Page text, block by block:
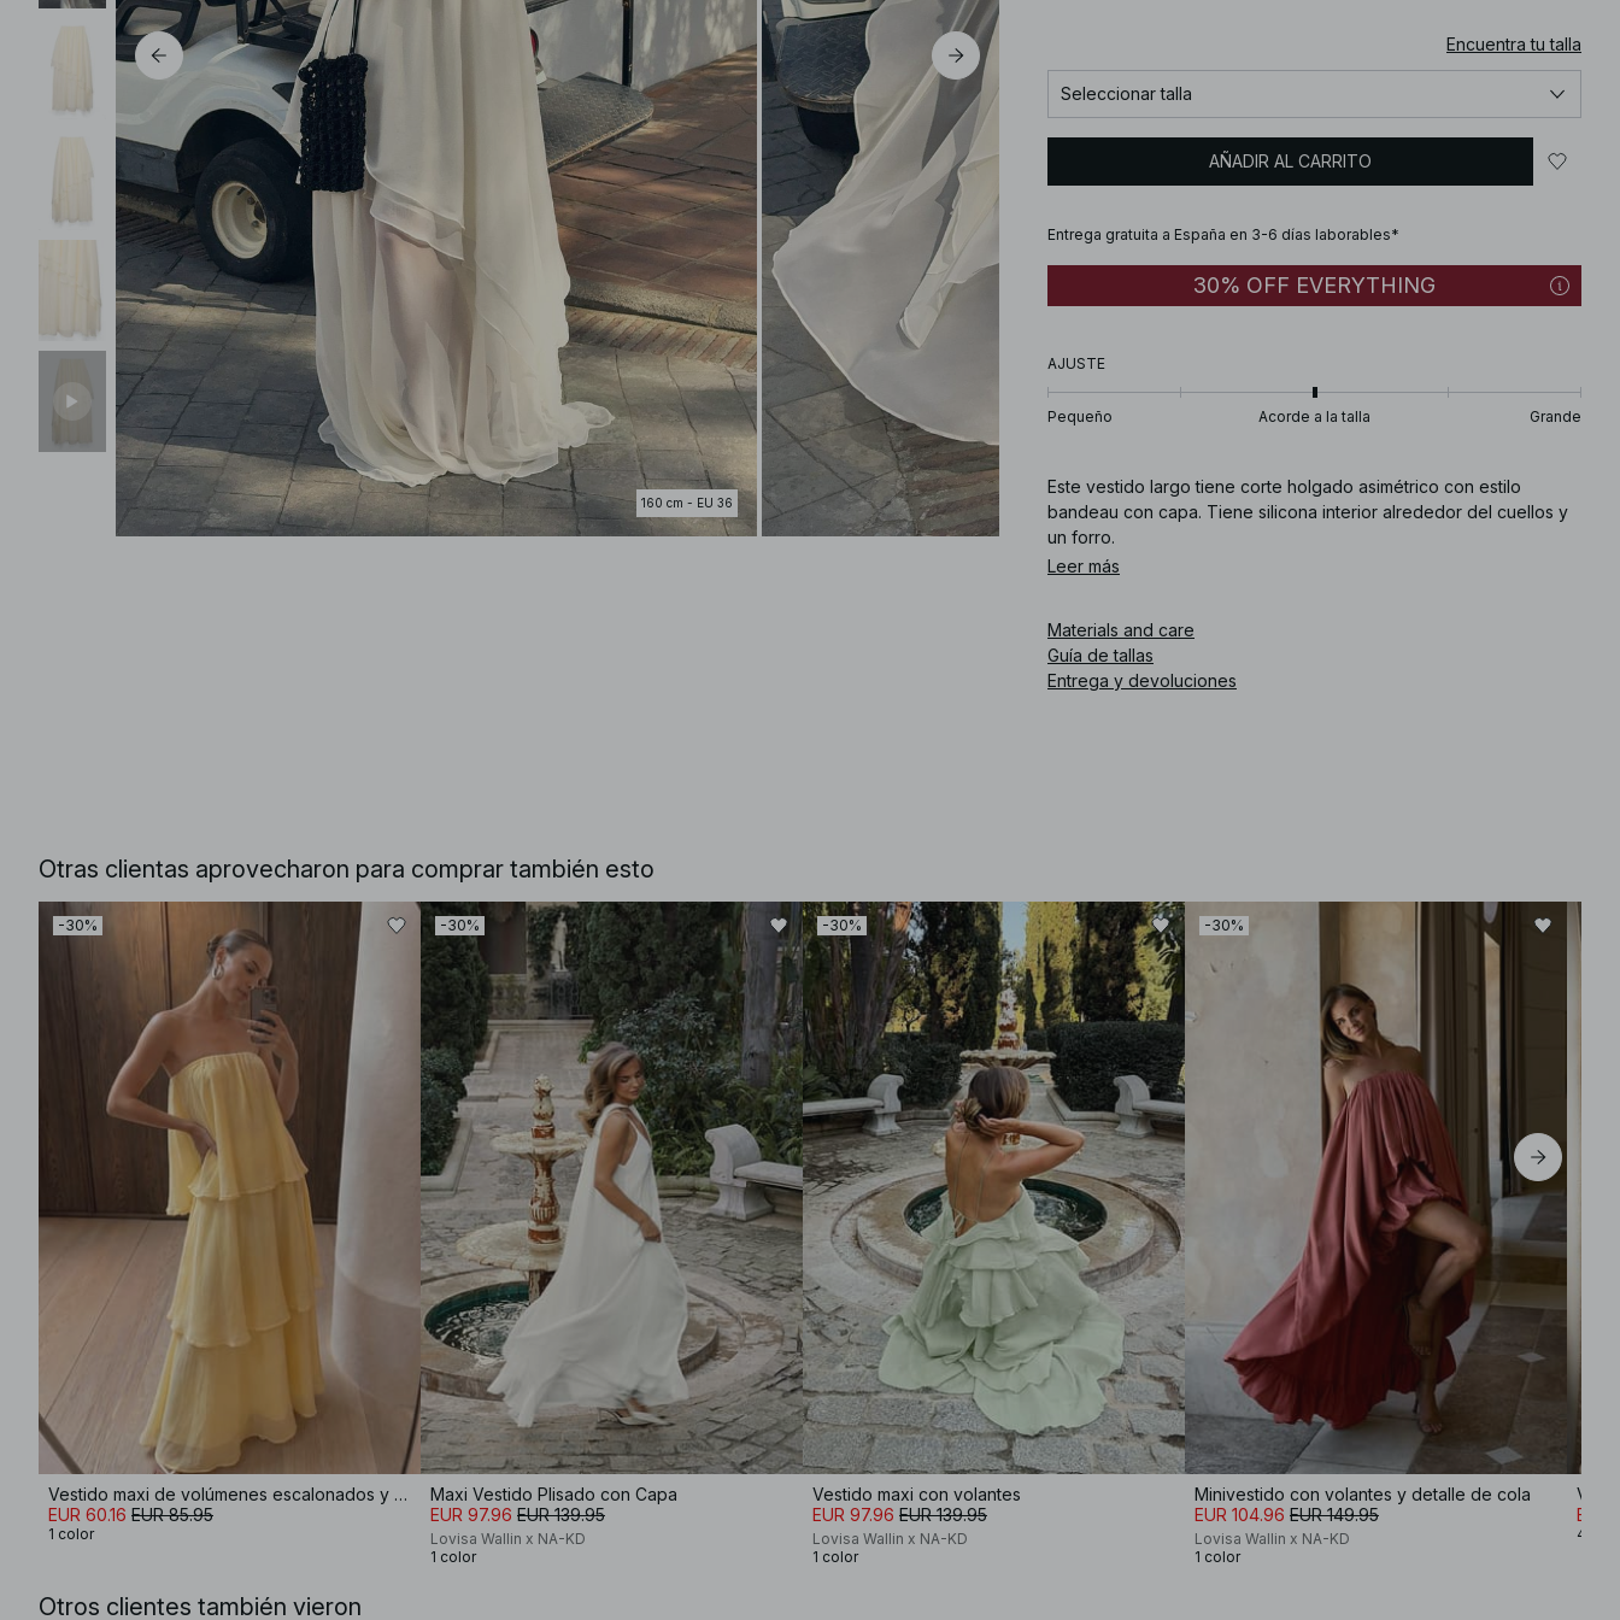
160 cm - EU 36
Encuentra tu talla
Seleccionar talla
AÑADIR AL CARRITO
Entrega gratuita a España en 3-6 días laborables*
30% OFF EVERYTHING
AJUSTE
Pequeño Acorde a la talla Grande
Este vestido largo tiene corte holgado asimétrico con estilo
bandeau con capa. Tiene silicona interior alrededor del cuellos y
un forro.
Leer más
Materials and care
Guía de tallas
Entrega y devoluciones
Otras clientas aprovecharon para comprar también esto
-30%
Vestido maxi de volúmenes escalonados y corte palabra de honor
EUR 60.16 EUR 85.95
1 color
-30%
Maxi Vestido Plisado con Capa
EUR 97.96 EUR 139.95
Lovisa Wallin x NA-KD
1 color
-30%
Vestido maxi con volantes
EUR 97.96 EUR 139.95
Lovisa Wallin x NA-KD
1 color
-30%
Minivestido con volantes y detalle de cola
EUR 104.96 EUR 149.95
Lovisa Wallin x NA-KD
1 color
EUR
4
Otros clientes también vieron